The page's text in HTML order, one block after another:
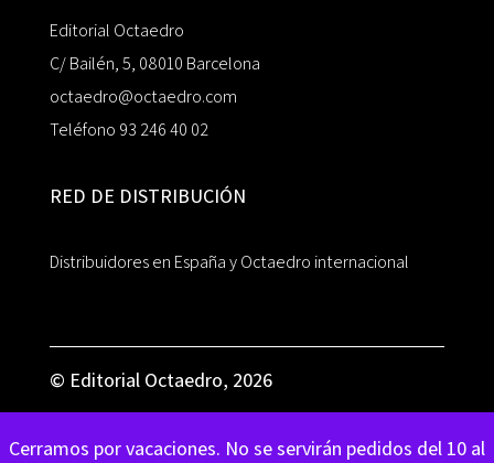
Cerramos por vacaciones. No se servirán pedidos del 10 al
Editorial Octaedro
C/ Bailén, 5, 08010 Barcelona
octaedro@octaedro.com
Teléfono 93 246 40 02
RED DE DISTRIBUCIÓN
Distribuidores en España y Octaedro internacional
© Editorial Octaedro, 2026